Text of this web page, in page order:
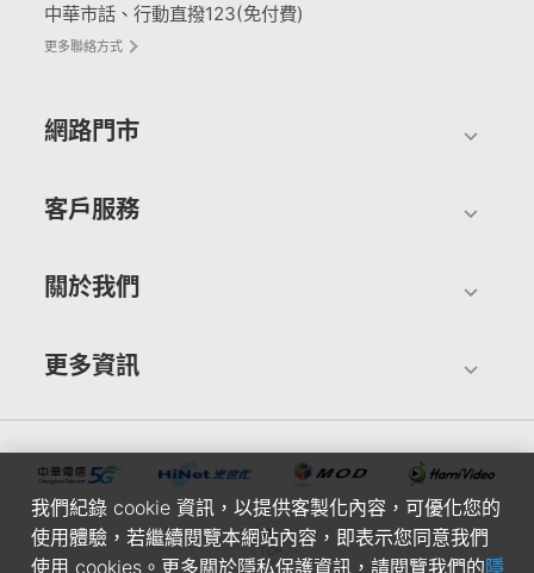
中華市話、行動直撥123(免付費)
更多聯絡方式
網路門市
客戶服務
關於我們
更多資訊
我們紀錄 cookie 資訊，以提供客製化內容，可優化您的
使用體驗，若繼續閱覽本網站內容，即表示您同意我們
使用 cookies。更多關於隱私保護資訊，請閱覽我們的隱